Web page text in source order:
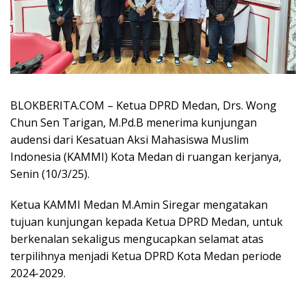
BLOKBERITA.COM – Ketua DPRD Medan, Drs. Wong
Chun Sen Tarigan, M.Pd.B menerima kunjungan
audensi dari Kesatuan Aksi Mahasiswa Muslim
Indonesia (KAMMI) Kota Medan di ruangan kerjanya,
Senin (10/3/25).
Ketua KAMMI Medan M.Amin Siregar mengatakan
tujuan kunjungan kepada Ketua DPRD Medan, untuk
berkenalan sekaligus mengucapkan selamat atas
terpilihnya menjadi Ketua DPRD Kota Medan periode
2024-2029.